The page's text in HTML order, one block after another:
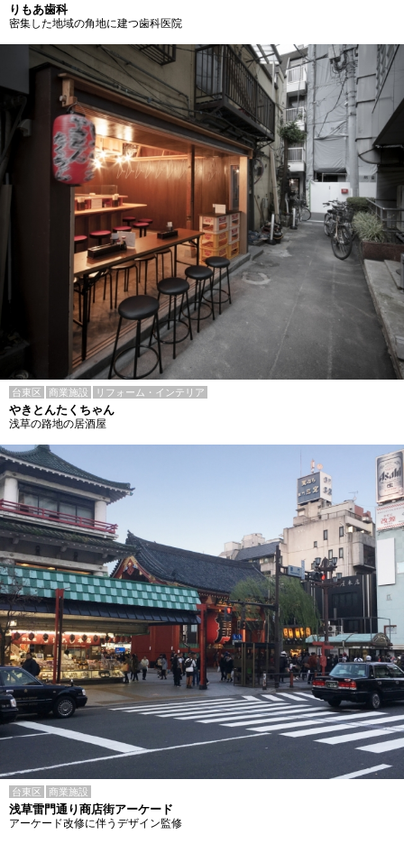
りもあ歯科
密集した地域の角地に建つ歯科医院
台東区 商業施設 リフォーム・インテリア
やきとんたくちゃん
浅草の路地の居酒屋
台東区 商業施設
浅草雷門通り商店街アーケード
アーケード改修に伴うデザイン監修